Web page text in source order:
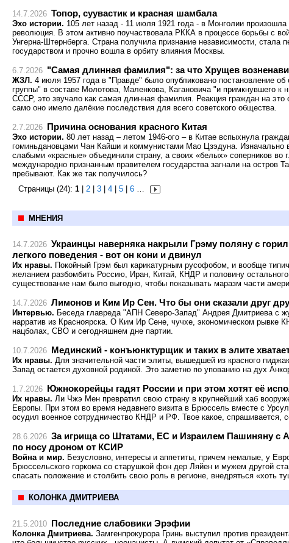
14.7.2026 Топор, суувастик и красная шамбала
Эхо истории. 105 лет назад - 11 июля 1921 года - в Монголии
революция. В этом активно поучаствовала РККА в процессе борьбы с
Унгерна-Штернберга. Страна получила признание независимости, стала
государством и прочно вошла в орбиту влияния Москвы.
6.7.2026 "Самая длинная фамилия": за что Хрущев
ЖЗЛ. 4 июля 1957 года в "Правде" было опубликовано постановление об
группы" в составе Молотова, Маленкова, Кагановича "и примкнувшего
СССР, это звучало как самая длинная фамилия. Реакция граждан на это
само оно имело далёкие последствия для всего советского общества.
2.7.2026 Причина основания красного Китая
Эхо истории. 80 лет назад – летом 1946-ого – в Китае вспыхнула
гоминьдановцами Чан Кайши и коммунистами Мао Цзэдуна. Изначально
слабыми «красные» объединили страну, а своих «белых» соперников во
международно признанным правителем государства загнали на остров
пребывают. Как же так получилось?
Страницы (24): 1 2 3 4 5 6 …
МНЕНИЯ
14.7.2026 Украинцы наверняка накрыли Грэму поляну с
легкого поведения - вот он кони и двинул
Их нравы. Покойный Грэм был карикатурным русофобом, и вообще
желанием разбомбить Россию, Иран, Китай, КНДР и половину
существование нам было выгодно, чтобы показывать маразм части
14.7.2026 Лимонов и Ким Ир Сен. Что бы они сказали друг
Интервью. Беседа главреда "АПН Северо-Запад" Андрея Дмитриева с
нарратив из Красноярска. О Ким Ир Сене, чучхе, экономическом рывке
нацболах, СВО и сегодняшнем дне партии.
10.7.2026 Мединский - конъюнктурщик и таких в элите
Их нравы. Для значительной части элиты, вышедшей из красного
Запад остается духовной родиной. Это заметно по упованию на дух
1.7.2026 Южнокорейцы гадят России и при этом хотят её
Их нравы. Ли Чжэ Мен превратил свою страну в крупнейший хаб
Европы. При этом во время недавнего визита в Брюссель вместе с
осудил военное сотрудничество КНДР и РФ. Твое какое, спрашивается,
28.6.2026 За игрища со Штатами, ЕС и Израилем Пашиняну с
по носу дроном от КСИР
Война и мир. Безусловно, интересы и аппетиты, причем немалые, у
Брюссельского горкома со старушкой фон дер Ляйен и мужем другой
спасать положение и столбить свою роль в регионе, внедряться «хоть
КОЛОНКА ДМИТРИЕВА
21.5.2010 Последние слабовики Эрэфии
Колонка Дмитриева. Замгенпрокурора Гринь выступил против